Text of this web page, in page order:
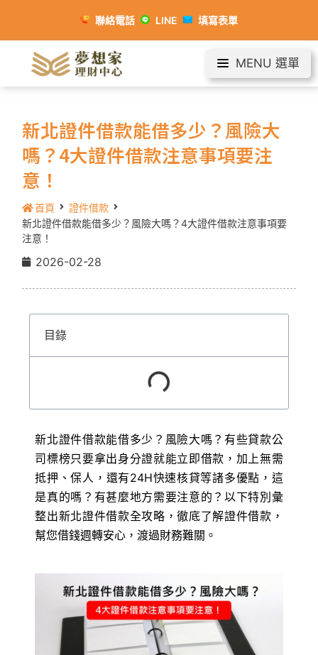
聯絡電話 LINE 填寫表單
MENU 選單
新北證件借款能借多少？風險大
嗎？4大證件借款注意事項要注
意！
首頁
證件借款
新北證件借款能借多少？風險大嗎？4大證件借款注意事項要
注意！
2026-02-28
目錄
新北證件借款能借多少？風險大嗎？有些貸款公
司標榜只要拿出身分證就能立即借款，加上無需
抵押、保人，還有24H快速核貸等諸多優點，這
是真的嗎？有甚麼地方需要注意的？以下特別彙
整出新北證件借款全攻略，徹底了解證件借款，
幫您借錢週轉安心，渡過財務難關。